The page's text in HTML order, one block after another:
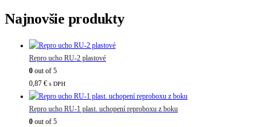
Najnovšie produkty
Repro ucho RU-2 plastové
0 out of 5
0,87 € s DPH
Repro ucho RU-1 plast. uchopení reproboxu z boku
0 out of 5